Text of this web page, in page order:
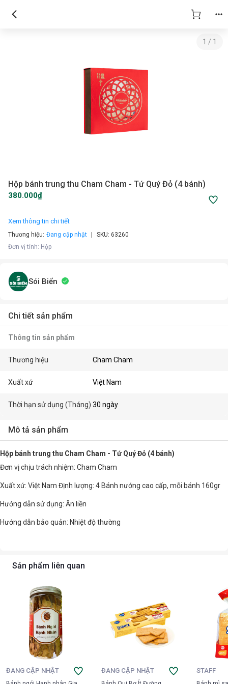
1 / 1
Hộp bánh trung thu Cham Cham - Tứ Quý Đỏ (4 bánh)
380.000₫
Xem thông tin chi tiết
Thương hiệu: Đang cập nhật SKU: 63260
Đơn vị tính: Hộp
Sói Biển
Chi tiết sản phẩm
Thông tin sản phẩm
Thương hiệu Cham Cham
Xuất xứ Việt Nam
Thời hạn sử dụng (Tháng) 30 ngày
Mô tả sản phẩm
Hộp bánh trung thu Cham Cham - Tứ Quý Đỏ (4 bánh)
Đơn vị chịu trách nhiệm: Cham Cham
Xuất xứ: Việt Nam Định lượng: 4 Bánh nướng cao cấp, mỗi bánh 160gr
Hướng dẫn sử dụng: Ăn liền
Hướng dẫn bảo quản: Nhiệt độ thường
Sản phẩm liên quan
ĐANG CẬP NHẬT ĐANG CẬP NHẬT STAFF